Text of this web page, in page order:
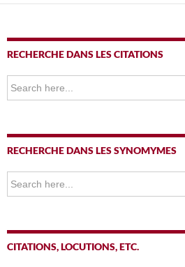
articles
RECHERCHE DANS LES CITATIONS
Search
for:
RECHERCHE DANS LES SYNOMYMES
Search
for:
CITATIONS, LOCUTIONS, ETC.